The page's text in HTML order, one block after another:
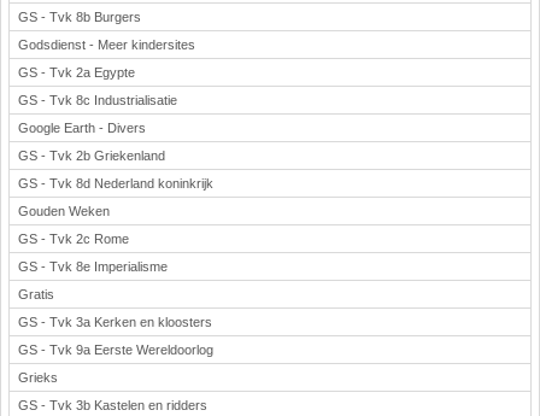
GS - Tvk 8b Burgers
Godsdienst - Meer kindersites
GS - Tvk 2a Egypte
GS - Tvk 8c Industrialisatie
Google Earth - Divers
GS - Tvk 2b Griekenland
GS - Tvk 8d Nederland koninkrijk
Gouden Weken
GS - Tvk 2c Rome
GS - Tvk 8e Imperialisme
Gratis
GS - Tvk 3a Kerken en kloosters
GS - Tvk 9a Eerste Wereldoorlog
Grieks
GS - Tvk 3b Kastelen en ridders